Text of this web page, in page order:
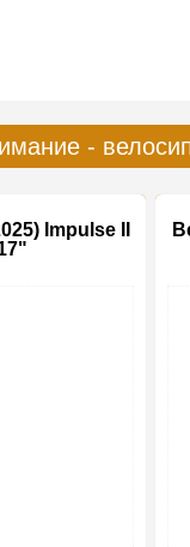
-
Impulse II